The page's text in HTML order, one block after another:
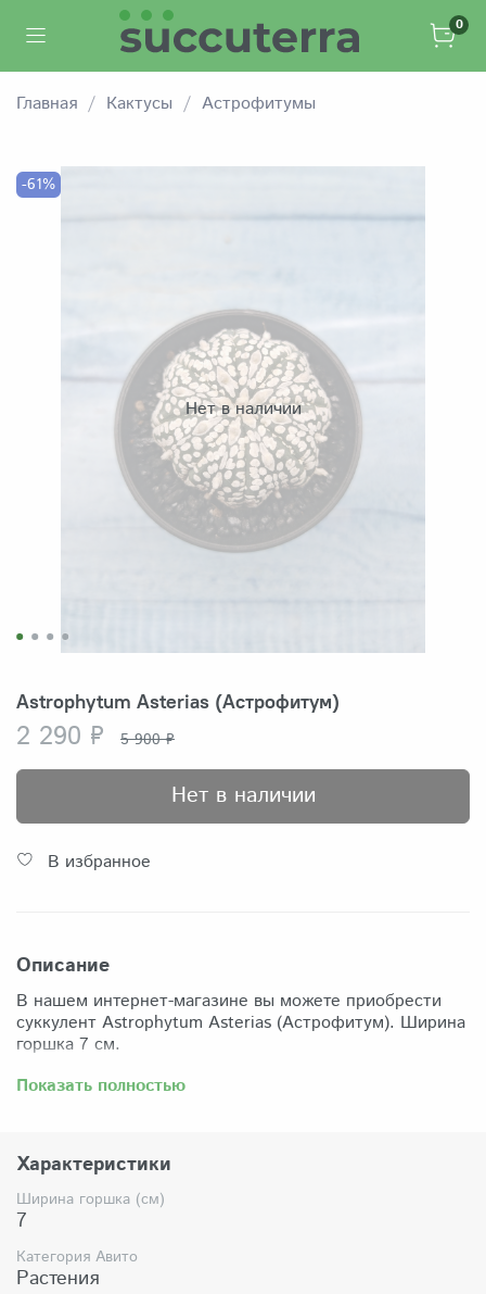
0
Главная Кактусы Астрофитумы
Нет в наличии
-61%
Astrophytum Asterias (Астрофитум)
2 290 ₽ 5 900 ₽
Нет в наличии
В избранное
Описание
В нашем интернет-магазине вы можете приобрести
суккулент Astrophytum Asterias (Астрофитум). Ширина
горшка 7 см.
Забрать растение можно самовывозом из нашего
по России осуществляется через Яндекс-доставку или
СДЭК.
Комплектация:
Растение (отправляется с открытой корневой
системой, это норма для всех суккулентов, они
Показать полностью
Характеристики
Ширина горшка (см)
7
Категория Авито
Растения